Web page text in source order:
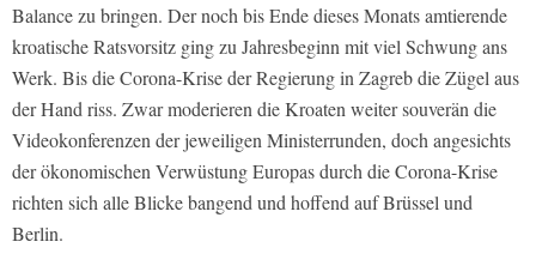
Balance zu bringen. Der noch bis Ende dieses Monats amtierende
kroatische Ratsvorsitz ging zu Jahresbeginn mit viel Schwung ans
Werk. Bis die Corona-Krise der Regierung in Zagreb die Zügel aus
der Hand riss. Zwar moderieren die Kroaten weiter souverän die
Videokonferenzen der jeweiligen Ministerrunden, doch angesichts
der ökonomischen Verwüstung Europas durch die Corona-Krise
richten sich alle Blicke bangend und hoffend auf Brüssel und
Berlin.